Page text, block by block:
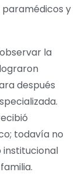
y
la
después
todavía no
institucional